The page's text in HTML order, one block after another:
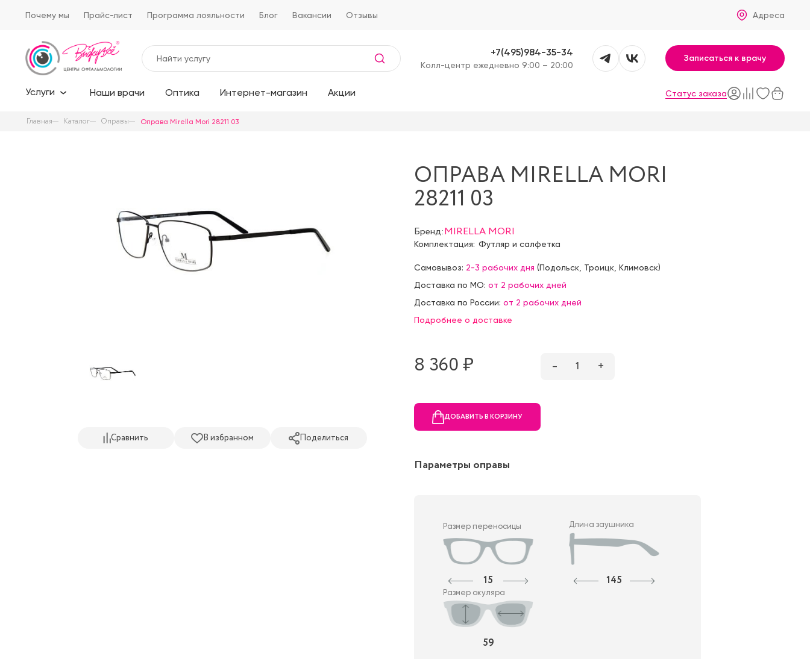
Почему мы Прайс-лист Программа лояльности Блог Вакансии Отзывы Адреса
+7(495)984-35-34
Kолл-центр ежедневно 9:00 – 20:00
Записаться к врачу
Услуги Наши врачи Оптика Интернет-магазин Акции Статус заказа
Главная Каталог Оправы Оправа Mirella Mori 28211 03
Сравнить В избранном Поделиться
ОПРАВА MIRELLA MORI
28211 03
Бренд:MIRELLA MORI
Комплектация: Футляр и салфетка
Самовывоз: 2-3 рабочих дня (Подольск, Троицк, Климовск)
Доставка по МО: от 2 рабочих дней
Доставка по России: от 2 рабочих дней
Подробнее о доставке
8 360 ₷ – 1 +
ДОБАВИТЬ В КОРЗИНУ
Параметры оправы
Размер переносицы
15
Длина заушника
145
Размер окуляра
59